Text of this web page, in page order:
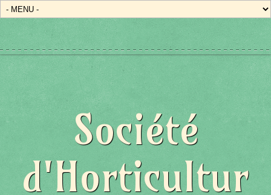
Société
d'Horticultur
État/Pays